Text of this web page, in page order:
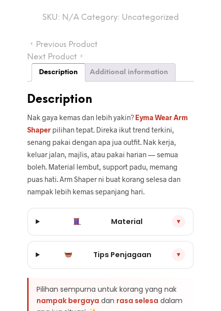
SKU: N/A Category: Uncategorized
Previous Product
Next Product
Description Additional information
Description
Nak gaya kemas dan lebih yakin?Eyma Wear Arm
Shaper pilihan tepat. Direka ikut trend terkini,
senang pakai dengan apa jua outfit. Nak kerja,
keluar jalan, majlis, atau pakai harian — semua
boleh. Material lembut, support padu, memang
puas hati. Arm Shaper ni buat korang selesa dan
nampak lebih kemas sepanjang hari.
Material ▼
Tips Penjagaan ▼
Pilihan sempurna untuk korang yang nak
nampak bergaya dan rasa selesa dalam